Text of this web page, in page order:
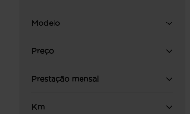
Modelo
Preço
Prestação mensal
Km